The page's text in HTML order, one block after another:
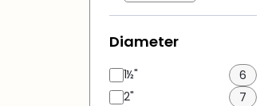
Diameter
1½"
6
2"
7